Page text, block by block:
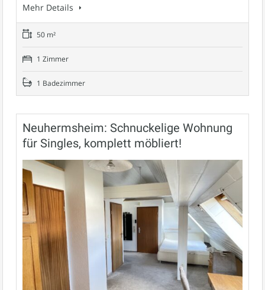
Mehr Details
50 m²
1 Zimmer
1 Badezimmer
Neuhermsheim: Schnuckelige Wohnung
für Singles, komplett möbliert!